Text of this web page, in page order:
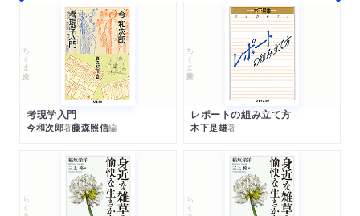
ちくま文庫
考現学入門
今和次郎著藤森照信編
ちくま学芸文庫
レポートの組み立て方
木下是雄著
ちくま文庫 ちくま文庫